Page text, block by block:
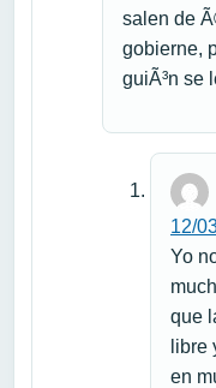
salen de
gobierne,
guiÃ³n se
12/
Yo
que
libre
en